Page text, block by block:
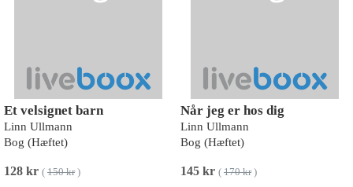
Et velsignet barn
Linn Ullmann
Bog (Hæftet)
128 kr ( 150 kr)
Når jeg er hos dig
Linn Ullmann
Bog (Hæftet)
145 kr ( 170 kr)